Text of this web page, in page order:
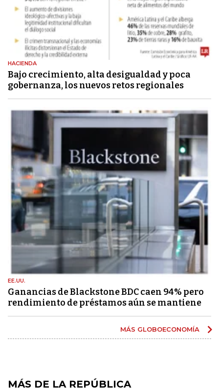
HACIENDA
Bajo crecimiento, alta desigualdad y poca
gobernanza, los nuevos retos regionales
EE.UU.
Ganancias de Blackstone BDC caen 94% pero
rendimiento de préstamos aún se mantiene
MÁS GLOBOECONOMÍA
MÁS DE LA REPÚBLICA